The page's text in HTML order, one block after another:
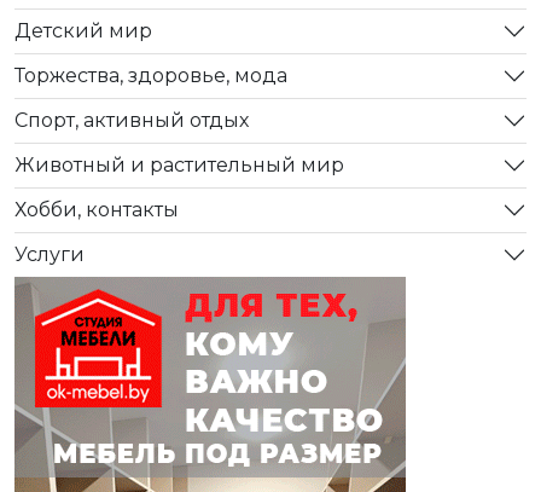
Детский мир
Торжества, здоровье, мода
Спорт, активный отдых
Животный и растительный мир
Хобби, контакты
Услуги